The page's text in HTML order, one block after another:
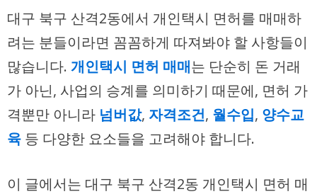
대구 북구 산격2동에서 개인택시 면허를 매매하
려는 분들이라면 꼼꼼하게 따져봐야 할 사항들이
많습니다. 개인택시 면허 매매는 단순히 돈 거래
가 아닌, 사업의 승계를 의미하기 때문에, 면허 가
격뿐만 아니라 넘버값, 자격조건, 월수입, 양수교
육 등 다양한 요소들을 고려해야 합니다.
이 글에서는 대구 북구 산격2동 개인택시 면허 매